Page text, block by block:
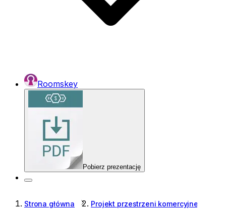
Roomskey
Pobierz prezentację
Strona główna Projekt przestrzeni komercyjnej